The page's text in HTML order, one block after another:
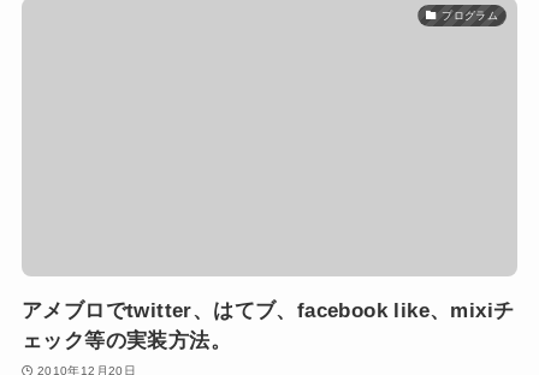
プログラム
アメブロでtwitter、はてブ、facebook like、mixiチ
ェック等の実装方法。
2010年12月20日